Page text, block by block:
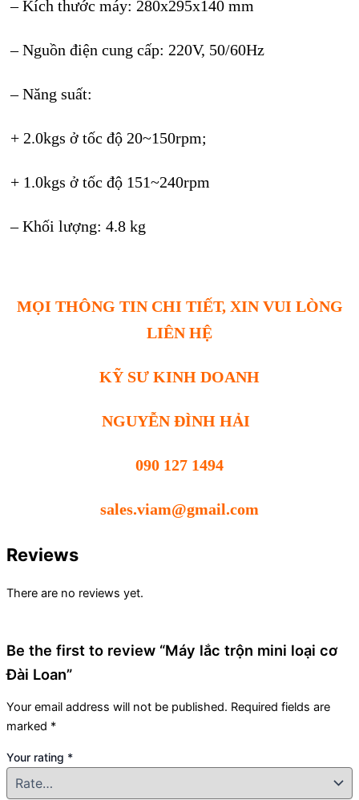
– Kích thước máy: 280x295x140 mm
– Nguồn điện cung cấp: 220V, 50/60Hz
– Năng suất:
+ 2.0kgs ở tốc độ 20~150rpm;
+ 1.0kgs ở tốc độ 151~240rpm
– Khối lượng: 4.8 kg
MỌI THÔNG TIN CHI TIẾT, XIN VUI LÒNG
LIÊN HỆ
KỸ SƯ KINH DOANH
NGUYỄN ĐÌNH HẢI
090 127 1494
sales.viam@gmail.com
Reviews
There are no reviews yet.
Be the first to review “Máy lắc trộn mini loại cơ
Đài Loan”
Your email address will not be published. Required fields are
marked *
Your rating *